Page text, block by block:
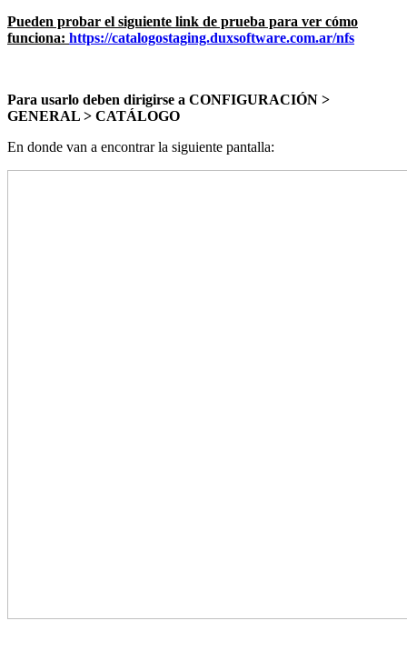
Pueden probar el siguiente link de prueba para ver cómo
funciona: https://catalogostaging.duxsoftware.com.ar/nfs
Para usarlo deben dirigirse a CONFIGURACIÓN >
GENERAL > CATÁLOGO
En donde van a encontrar la siguiente pantalla: